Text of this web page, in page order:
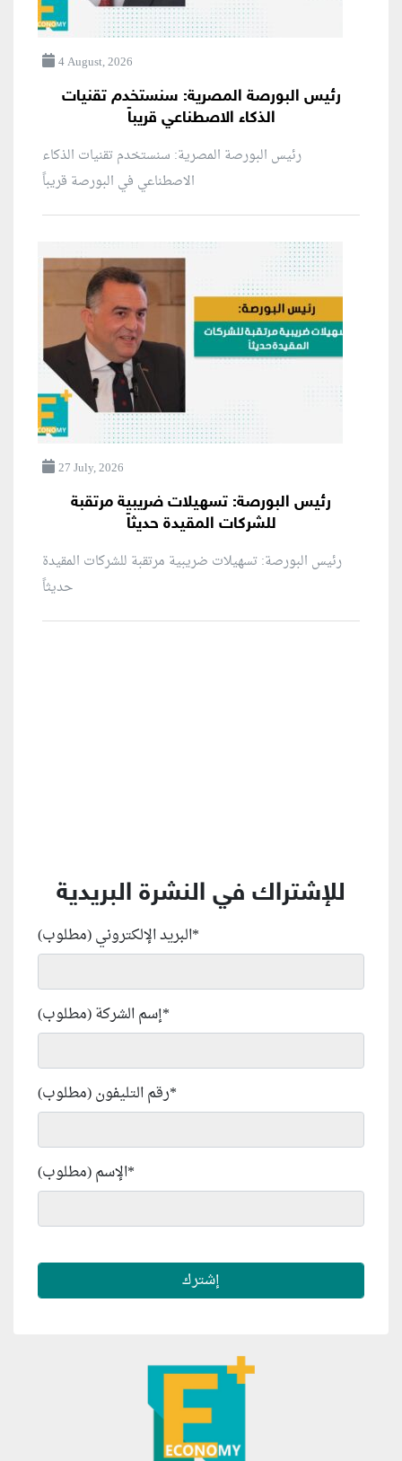
4 August, 2026
رئيس البورصة المصرية: سنستخدم تقنيات
الذكاء الاصطناعي قريباً
رئيس البورصة المصرية: سنستخدم تقنيات الذكاء
الاصطناعي في البورصة قريباً
27 July, 2026
رئيس البورصة: تسهيلات ضريبية مرتقبة
للشركات المقيدة حديثاً
رئيس البورصة: تسهيلات ضريبية مرتقبة للشركات المقيدة
للإشتراك في النشرة البريدية
البريد الإلكتروني (مطلوب)*
إسم الشركة (مطلوب)*
رقم التليفون (مطلوب)*
الإسم (مطلوب)*